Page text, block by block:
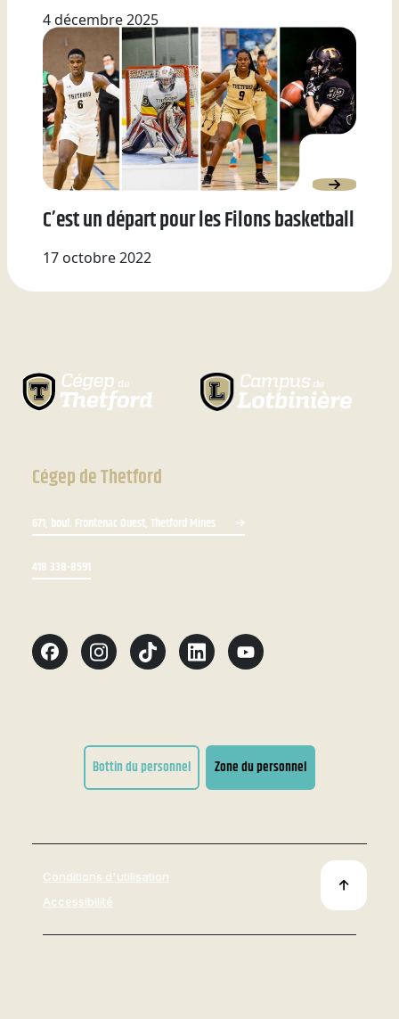
4 décembre 2025
C’est un départ pour les Filons basketball
17 octobre 2022
Cégep de Thetford
671, boul. Frontenac Ouest, Thetford Mines
418 338-8591
Bottin du personnel Zone du personnel
Conditions d'utilisation
Accessibilité